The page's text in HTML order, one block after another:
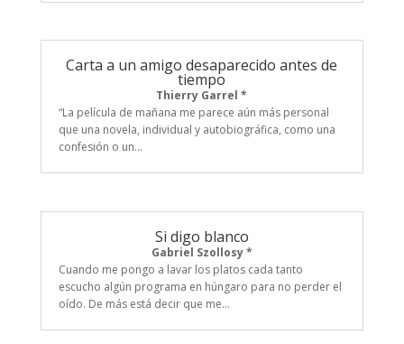
Carta a un amigo desaparecido antes de
tiempo
Thierry Garrel *
“La película de mañana me parece aún más personal
que una novela, individual y autobiográfica, como una
confesión o un...
Si digo blanco
Gabriel Szollosy *
Cuando me pongo a lavar los platos cada tanto
escucho algún programa en húngaro para no perder el
oído. De más está decir que me...